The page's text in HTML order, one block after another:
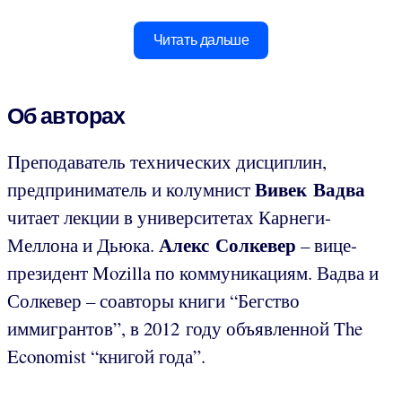
Читать дальше
Об авторах
Преподаватель технических дисциплин,
предприниматель и колумнистВивек Вадва
читает лекции в университетах Карнеги-
Меллона и Дьюка. Алекс Солкевер – вице-
президент Mozilla по коммуникациям. Вадва и
Солкевер – соавторы книги “Бегство
иммигрантов”, в 2012 году объявленной The
Economist “книгой года”.